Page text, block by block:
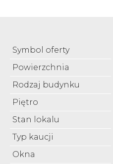
Symbol oferty
Powierzchnia
Rodzaj budynku
Piętro
Stan lokalu
Typ kaucji
Okna